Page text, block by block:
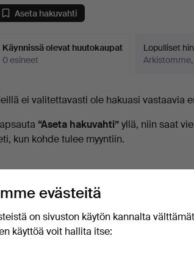
Aseta hakuvahti
Käynnissä olevat huutokaupat
0 esineet
Lopulliset
ei valitettavasti ole hakuasi vastaavia
“Aseta hakuvahti”yllä, niin saat
kun kohde tulee myyntiin.
evästeitä
on sivuston käytön kannalta
käyttöä voit hallita itse: